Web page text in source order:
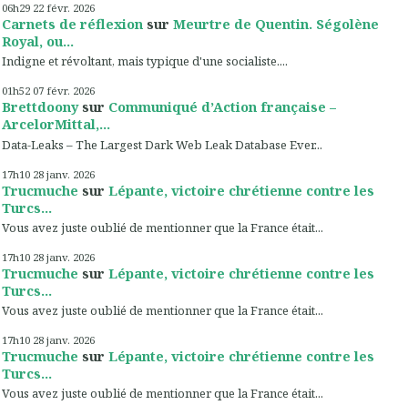
06h29 22 févr. 2026
Carnets de réflexion sur Meurtre de Quentin. Ségolène
Royal, ou...
Indigne et révoltant, mais typique d'une socialiste....
01h52 07 févr. 2026
Brettdoonysur Communiqué d’Action française –
ArcelorMittal,...
Data-Leaks – The Largest Dark Web Leak Database Ever...
17h10 28 janv. 2026
Trucmuche sur Lépante, victoire chrétienne contre les
Turcs...
Vous avez juste oublié de mentionner que la France était...
17h10 28 janv. 2026
Trucmuche sur Lépante, victoire chrétienne contre les
Turcs...
Vous avez juste oublié de mentionner que la France était...
17h10 28 janv. 2026
Trucmuche sur Lépante, victoire chrétienne contre les
Turcs...
Vous avez juste oublié de mentionner que la France était...